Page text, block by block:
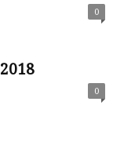
0
0